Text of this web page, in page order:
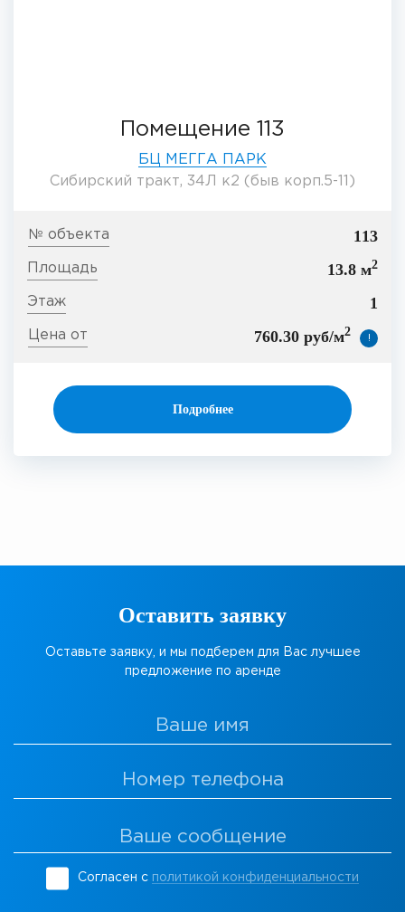
Помещение 113
БЦ МЕГГА ПАРК
Сибирский тракт, 34Л к2 (быв корп.5-11)
113
13.8 м2
1
760.30 руб/м2 !
Подробнее
Оставить заявку
Оставьте заявку, и мы подберем для Вас лучшее
предложение по аренде
Согласен с политикой конфиденциальности